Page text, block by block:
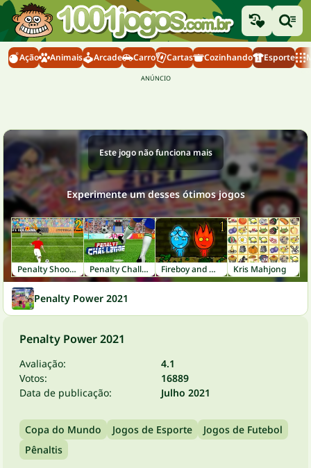
Ação Animais Arcade Carro Cartas Cozinhando Esporte
Este jogo não funciona mais
Experimente um desses ótimos jogos
Penalty Shooters 2 Penalty Challenge Fireboy and Watergirl 1: Forest Temple Kris Mahjong
Penalty Power 2021
Penalty Power 2021
Avaliação:
4.1
Votos:
16889
Data de publicação:
Julho 2021
Copa do Mundo Jogos de Esporte
Jogos de Futebol
Pênaltis